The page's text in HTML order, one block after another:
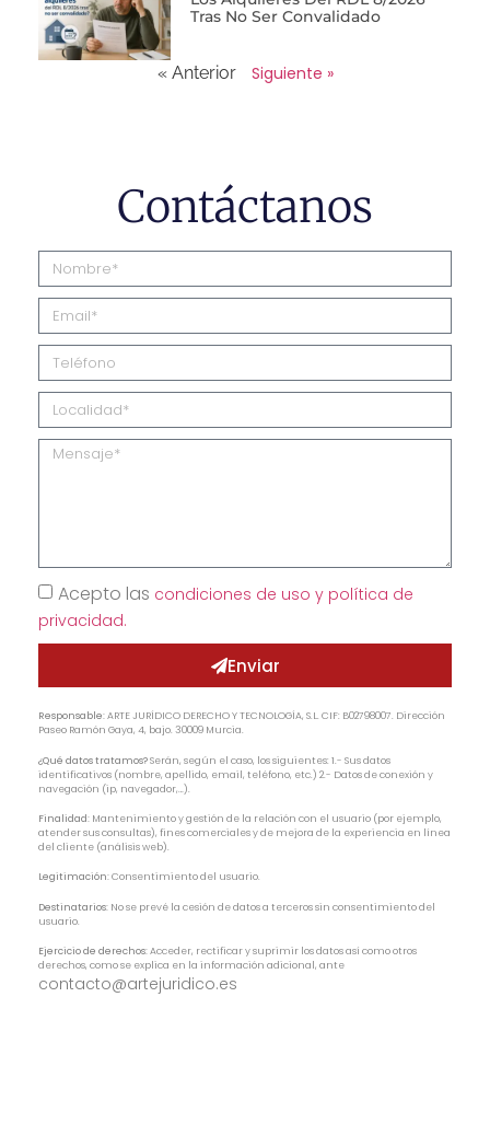
Tras No Ser Convalidado
« Anterior Siguiente »
Contáctanos
Acepto las condiciones de uso y política de
privacidad.
Enviar
Responsable:ARTE JURÍDICO DERECHO Y TECNOLOGÍA, S.L. CIF: B02798007. Dirección
Paseo Ramón Gaya, 4, bajo. 30009 Murcia.
¿Qué datos tratamos?Serán, según el caso, los siguientes: 1.- Sus datos
identificativos (nombre, apellido, email, teléfono, etc.) 2.- Datos de conexión y
navegación (ip, navegador,…).
Finalidad: Mantenimiento y gestión de la relación con el usuario (por ejemplo,
atender sus consultas), fines comerciales y de mejora de la experiencia en línea
del cliente (análisis web).
Legitimación:Consentimiento del usuario.
Destinatarios: No se prevé la cesión de datos a terceros sin consentimiento del
usuario.
Ejercicio de derechos:Acceder, rectificar y suprimir los datos así como otros
derechos, como se explica en la información adicional, ante
contacto@artejuridico.es